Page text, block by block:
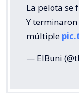
La pelota se
Y
múltiple
— ElBuni